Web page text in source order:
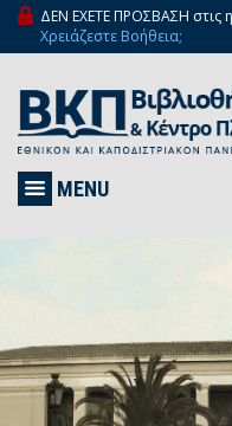
ΔΕΝ ΕΧΕΤΕ ΠΡΟΣΒΑΣΗ στις
Χρειάζεστε Βοήθεια;
MENU